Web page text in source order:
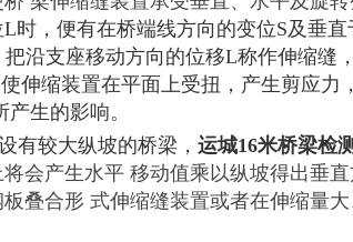
时，便有在桥端线方向的变位S及垂
沿支座移动方向的位移L称作伸缩缝
伸缩装置在平面上受扭，产生剪应
生的影响。
有较大纵坡的桥梁， 运城16米桥梁检
会产生水平 移动值乘以纵坡得出垂
叠合形 式伸缩缝装置或者在伸缩量